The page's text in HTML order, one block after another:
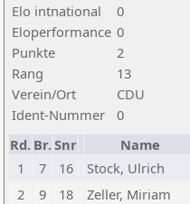
Elo intnational
0
Eloperformance 0
Punkte
2
Rang
13
Verein/Ort
CDU
Ident-Nummer
0
Rd. Br.Snr Name
1
7 16 Stock, Ulrich
2
9 18 Zeller, Miriam